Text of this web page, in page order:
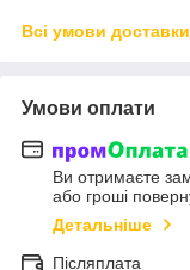
Всі умови доставки
Умови оплати
Ви отримаєте
або гроші
Детальніше
Післяплата